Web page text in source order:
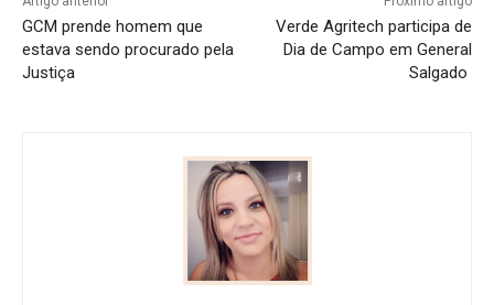
GCM prende homem que
estava sendo procurado pela
Justiça
Verde Agritech participa de
Dia de Campo em General
Salgado